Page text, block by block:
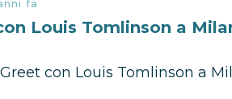
fa
Louis Tomlinson a
con Louis Tomlinson a